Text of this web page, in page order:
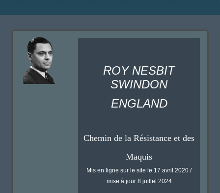
ROY NESBIT
SWINDON
ENGLAND
Chemin de la Résistance et des
Maquis
Mis en ligne sur le site le 17 avril 2020 /
mise à jour 8 juillet 2024